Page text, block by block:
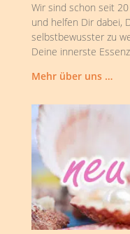
Wir sind schon seit
und helfen Dir dabei,
selbstbewusster zu
Deine innerste
Mehr über uns …